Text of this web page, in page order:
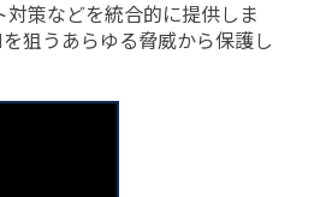
策などを統合的に提供しま
狙うあらゆる脅威から保護し